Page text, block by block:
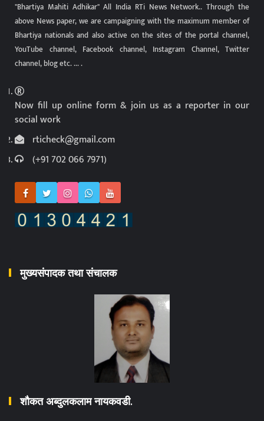
"Bhartiya Mahiti Adhikar" All India RTi News Network.. Through the
above News paper, we are campaigning with the maximum member of
Bhartiya nationals and also active on the sites of the portal channel,
YouTube channel, Facebook channel, Instagram Channel, Twitter
channel, blog etc. ... .
Now fill up online form & join us as a reporter in our
social work
rticheck@gmail.com
(+91 702 066 7971)
मुख्यसंपादक तथा संचालक
शौकत अब्दुलकलाम नायकवडी.